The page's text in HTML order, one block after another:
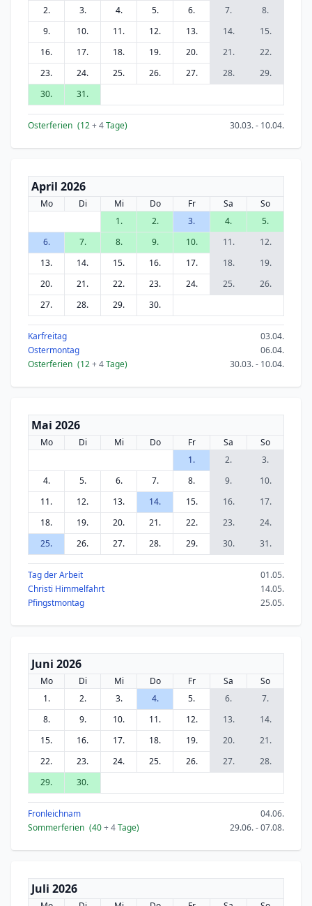
2.
3. 4. 5. 6. 7.
8.
9.
10. 11. 12. 13. 14.
15.
16.
17. 18. 19. 20. 21.
22.
23.
24. 25. 26. 27. 28.
29.
30.
31.
Osterferien (12+ 4Tage) 30.03. - 10.04.
April 2026
Mo Di Mi Do Fr Sa
So
1.
2. 3. 4.
5.
6.
7. 8. 9. 10. 11.
12.
13.
14. 15. 16. 17. 18.
19.
20.
21. 22. 23. 24. 25.
26.
27.
28. 29. 30.
Karfreitag
03.04.
Ostermontag
06.04.
Osterferien (12+ 4Tage) 30.03. - 10.04.
Mai 2026
Mo Di Mi Do Fr Sa
So
1.
2.
3.
4.
5. 6. 7. 8. 9.
10.
11.
12. 13. 14. 15. 16.
17.
18.
19. 20. 21. 22. 23.
24.
25.
26. 27. 28. 29. 30. 31.
Tag der Arbeit
01.05.
Christi Himmelfahrt
14.05.
Pfingstmontag
25.05.
Juni 2026
Mo Di Mi Do Fr Sa
So
1.
2. 3. 4. 5. 6.
7.
8.
9. 10. 11. 12. 13.
14.
15.
16. 17. 18. 19. 20.
21.
22.
23. 24. 25. 26. 27.
28.
29.
30.
Fronleichnam
04.06.
Sommerferien (40+ 4Tage) 29.06. - 07.08.
Juli 2026